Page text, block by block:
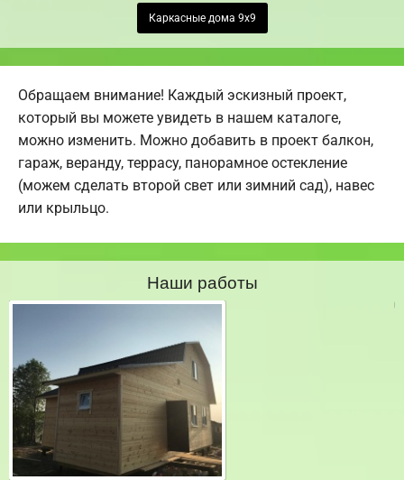
Каркасные дома 9х9
Обращаем внимание! Каждый эскизный проект,
который вы можете увидеть в нашем каталоге,
можно изменить. Можно добавить в проект балкон,
гараж, веранду, террасу, панорамное остекление
(можем сделать второй свет или зимний сад), навес
или крыльцо.
Наши работы